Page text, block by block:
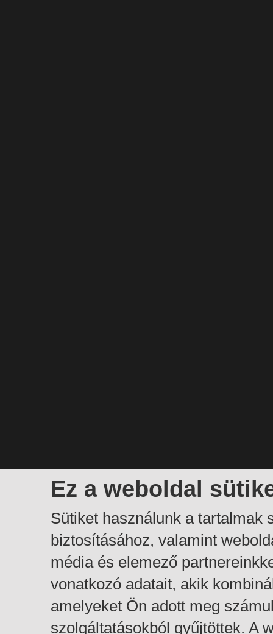
Ez a weboldal
Sütiket használunk a tartalmak
biztosításához, valamint
média és elemező
vonatkozó adatait, akik
amelyeket Ön adott meg
szolgáltatásokból gyűjtöttek. A